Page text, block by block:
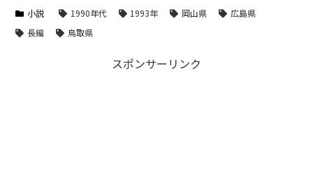
小説 1990年代 1993年 岡山県
広島県
長編
鳥取県
スポンサーリンク